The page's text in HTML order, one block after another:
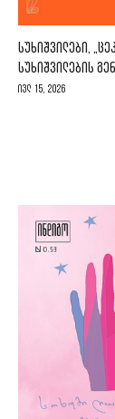
ᲡᲣᲮᲘᲨᲕᲘᲚᲔᲑᲘ,
ᲡᲣᲮᲘᲨᲕᲘᲚᲔᲑᲘᲡ
ივლ 15, 2026